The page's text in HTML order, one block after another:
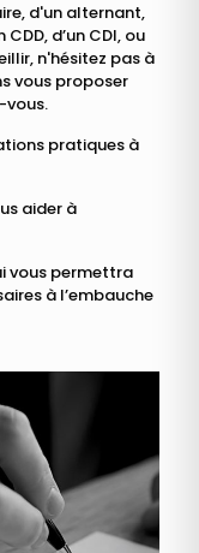
d'un alternant,
d’un CDI, ou
n'hésitez pas à
vous proposer
vous.
pratiques à
aider à
vous permettra
à l’embauche